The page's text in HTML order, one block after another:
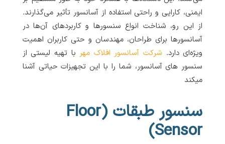
ایمنی، کارایی و راحتی استفاده از آسانسور تأثیر می‌گذارند.
از این رو، شناخت انواع سنسورها و کاربردهای آن‌ها در
آسانسورها برای طراحان، مهندسان و حتی کاربران اهمیت
ویژه‌ای دارد. شرکت آسانسور افلاک مهر با تهیه لیستی از
سنسور های آسانسور، شما را با این تجهیزات حیاتی آشنا
میکند
سنسور طبقات (Floor
Sensor)